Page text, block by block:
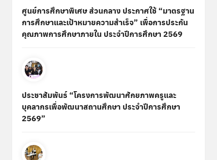
ศูนย์การศึกษาพิเศษ ส่วนกลาง ประกาศใช้ “มาตรฐาน
การศึกษาและเป้าหมายความสำเร็จ” เพื่อการประกัน
คุณภาพการศึกษาภายใน ประจำปีการศึกษา 2569
ประชาสัมพันธ์ “โครงการพัฒนาศักยภาพครูและ
บุคลากรเพื่อพัฒนาสถานศึกษา ประจำปีการศึกษา
2569”